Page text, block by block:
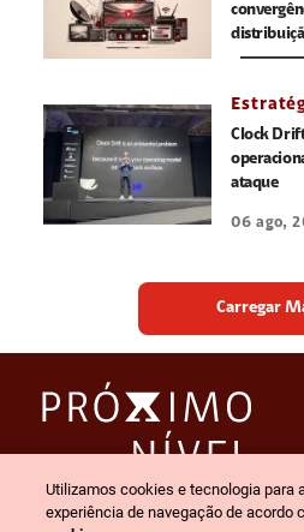
Clock
ataque
06 ago,
Carregar
Utilizamos cookies e tecnologia para
experiência de navegação de acordo